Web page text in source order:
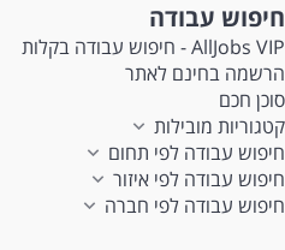
חיפוש עבודה
AllJobs VIP - חיפוש עבודה בקלות
הרשמה בחינם לאתר
סוכן חכם
קטגוריות מובילות
חיפוש עבודה לפי תחום
חיפוש עבודה לפי איזור
חיפוש עבודה לפי חברה